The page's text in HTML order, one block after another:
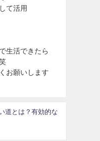
て活用
生活できたら
お願いします
道とは？有効的な